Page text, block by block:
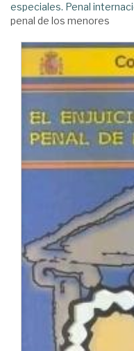
especiales. Penal
penal de los menores